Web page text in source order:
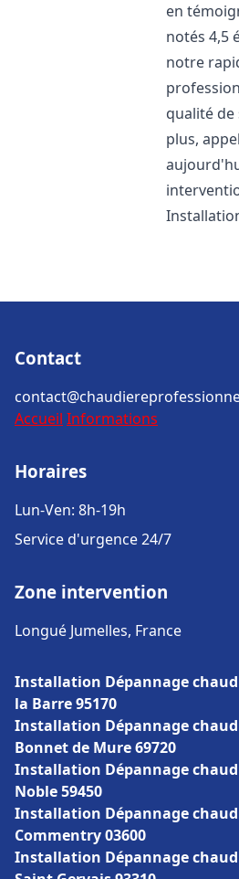
en
notés 4,5
notre
qualité de
plus,
Contact
Accueil Informations
Horaires
Lun-Ven: 8h-19h
Service d'urgence 24/7
Zone intervention
Longué Jumelles, France
Installation Dépannage
la Barre 95170
Installation Dépannage
Bonnet de Mure 69720
Installation Dépannage
Noble 59450
Installation Dépannage
Commentry 03600
Installation Dépannage